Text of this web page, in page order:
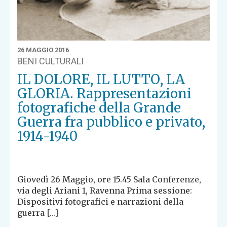
26 MAGGIO 2016
BENI CULTURALI
IL DOLORE, IL LUTTO, LA
GLORIA. Rappresentazioni
fotografiche della Grande
Guerra fra pubblico e privato,
1914-1940
Giovedì 26 Maggio, ore 15.45 Sala Conferenze,
via degli Ariani 1, Ravenna Prima sessione:
Dispositivi fotografici e narrazioni della
guerra […]